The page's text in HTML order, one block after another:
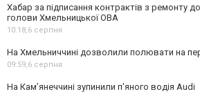
Хабар за підписання контрактів з ремонту
голови Хмельницької ОВА
10:18,6 серпня
На Хмельниччині дозволили полювати на
09:59,6 серпня
На Камʼянеччині зупинили п'яного водія Audi